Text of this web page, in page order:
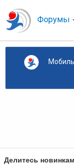
Форумы
Делитесь